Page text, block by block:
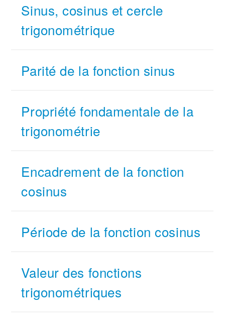
Sinus, cosinus et cercle
trigonométrique
Parité de la fonction sinus
Propriété fondamentale de la
trigonométrie
Encadrement de la fonction
cosinus
Période de la fonction cosinus
Valeur des fonctions
trigonométriques